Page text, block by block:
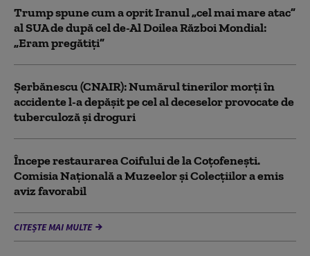
Trump spune cum a oprit Iranul „cel mai mare atac”
al SUA de după cel de-Al Doilea Război Mondial:
„Eram pregătiți”
Şerbănescu (CNAIR): Numărul tinerilor morţi în
accidente l-a depăşit pe cel al deceselor provocate de
tuberculoză şi droguri
Începe restaurarea Coifului de la Coțofenești.
Comisia Naţională a Muzeelor şi Colecţiilor a emis
aviz favorabil
CITEȘTE MAI MULTE